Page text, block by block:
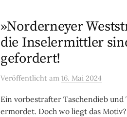
»Norderneyer
die Inselermittler
gefordert!
Veröffentlicht am 16. Mai 2024
Ein vorbestrafter Taschendieb
ermordet. Doch wo liegt das